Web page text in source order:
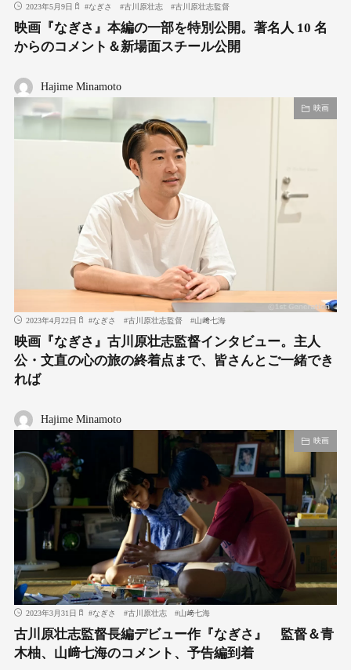
2023年5月9日 #なぎさ #古川原壮志 #古川原壮志監督
映画『なぎさ』本編の一部を特別公開。著名人 10 名
からのコメント＆新場面スチール公開
Hajime Minamoto
映画
2023年4月22日 #なぎさ #古川原壮志監督 #山﨑七海
映画『なぎさ』古川原壮志監督インタビュー。主人
公・文直の心の旅の終着点まで、皆さんとご一緒でき
れば
Hajime Minamoto
映画
2023年3月31日 #なぎさ #古川原壮志 #山﨑七海
古川原壮志監督⻑編デビュー作『なぎさ』 監督＆⻘
⽊柚、山﨑七海のコメント、予告編到着